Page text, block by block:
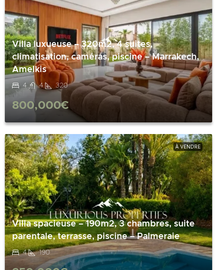
Villa luxueuse – 320m2, 4 suites,
climatisation, caméras, piscine – Marrakech,
Amelkis
4 4 320
800,000€
À VENDRE
Villa spacieuse – 190m2, 3 chambres, suite
parentale, terrasse, piscine – Palmeraie
4 190